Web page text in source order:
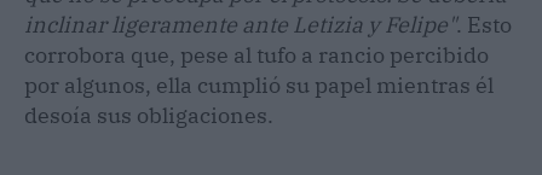
inclinar ligeramente ante Letizia y Felipe". Esto
corrobora que, pese al tufo a rancio percibido
por algunos, ella cumplió su papel mientras él
desoía sus obligaciones.